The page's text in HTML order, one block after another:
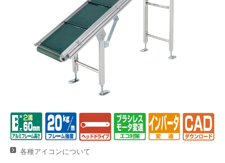
各種アイコンについて